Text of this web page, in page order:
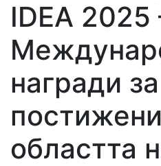
IDEA 2025
награди
областта